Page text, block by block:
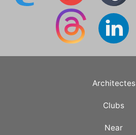
Architectes
Clubs
Near